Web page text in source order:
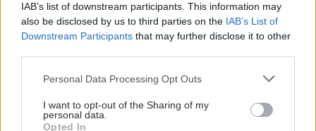
IAB’s list of downstream participants. This information may
also be disclosed by us to third parties on the IAB’s List of
Downstream Participants that may further disclose it to other
Please note that this website/app uses one or more Google
not limited to your visit or usage behaviour. You may click to
grant or deny consent to Google and its third-party tags to
Personal Data Processing Opt Outs
I want to opt-out of the Sharing of my
personal data.
Opted In
"Κόκκινο" στο πολλαπλό
μυέλωμα: "Ελπίζουμε
ΕΚΠΑ: Πού "τρέχουν"